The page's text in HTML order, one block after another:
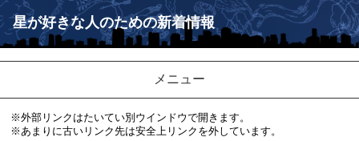
星が好きな人のための新着情報
メニュー
※外部リンクはたいてい別ウインドウで開きます。
※あまりに古いリンク先は安全上リンクを外しています。